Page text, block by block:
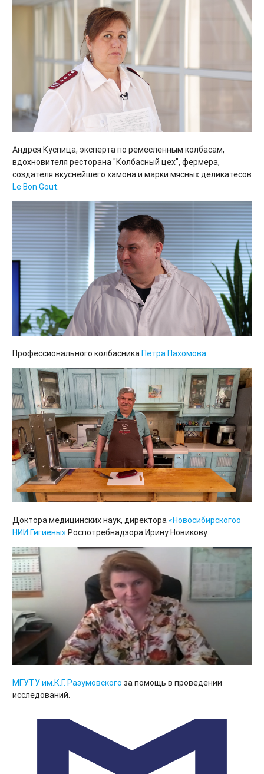
Андрея Куспица, эксперта по ремесленным колбасам,
вдохновителя ресторана "Колбасный цех", фермера,
создателя вкуснейшего хамона и марки мясных деликатесов
Le Bon Gout
Профессионального колбасникаПетра Пахомова.
Доктора медицинских наук, директора «Новосибирскогоо
НИИ Гигиены» Роспотребнадзора Ирину Новикову.
МГУТУ им.К.Г. Разумовского за помощь в проведении
исследований.